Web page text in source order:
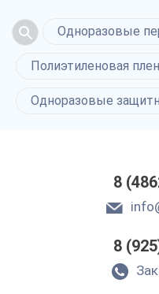
Одноразовые
Полиэтиленовая
Одноразовые
8
8